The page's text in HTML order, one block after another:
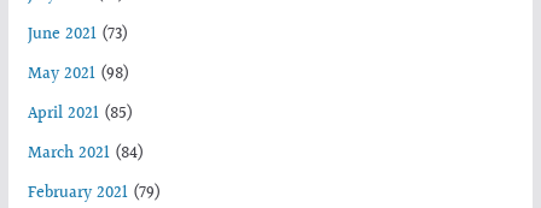
June 2021(73)
May 2021(98)
April 2021(85)
March 2021(84)
February 2021(79)